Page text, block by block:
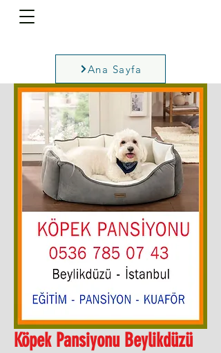
Ana Sayfa
Köpek Pansiyonu Beylikdüzü